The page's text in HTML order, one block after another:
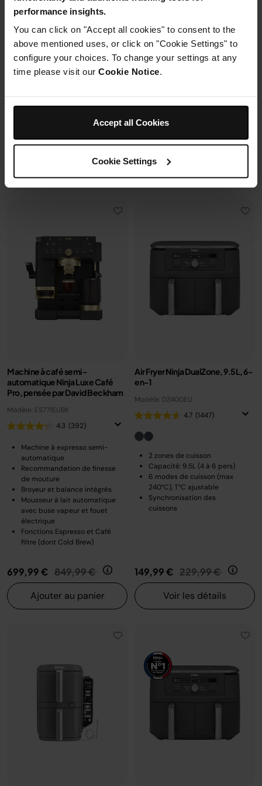
performance insights.
You can click on "Accept all cookies" to consent to the
above mentioned uses, or click on "Cookie Settings" to
configure your choices. To change your settings at any
time please visit our Cookie Notice.
Accept all Cookies
Cookie Settings
12+ verres de 25 cl
6 programmes + SlushAssist
349,99 €
2 cuves en verre (1.4L + 3.8L)
4 modes de cuisson
Préparez, cuisinez, conservez
avec un même récipient.
119,99 €
Machine à café semi-
automatique Ninja Luxe Café
Pro, pensée par David Beckham
Modèle: ES771EUBK
4.3 (392)
Machine à expresso semi-
automatique
Recommandation de finesse
de mouture
Broyeur et balance intégrés
Mousseur à lait automatique
avec buse vapeur et fouet
électrique
Fonctions Espresso et Café
filtre (dont Cold Brew)
699,99 € Prix réduit de
849,99 € au
Ajouter au panier
Air Fryer Ninja DualZone, 9.5L, 6-
en-1
Modèle: DZ400EU
4.7 (1447)
2 zones de cuisson
Capacité: 9.5L (4 à 6 pers)
6 modes de cuisson (max
240°C), T°C ajustable
Synchronisation des
cuissons
149,99 € Prix réduit de
229,99 € au
Voir les détails